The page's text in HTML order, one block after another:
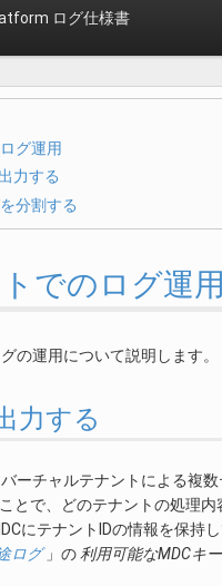
ログ仕様書
グ運用
力する
分割する
でのログ運
の運用について説明します。
力する
ーチャルテナントによる複
とで、どのテナントの処理
にテナントIDの情報を保持
ログ」の利用可能なMDCキー